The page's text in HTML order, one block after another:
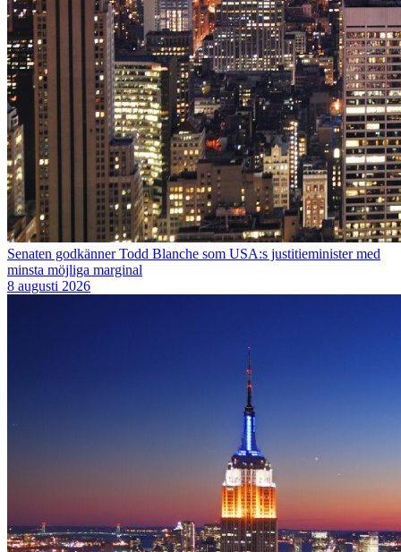
Senaten godkänner Todd Blanche som USA:s justitieminister med
minsta möjliga marginal
8 augusti 2026